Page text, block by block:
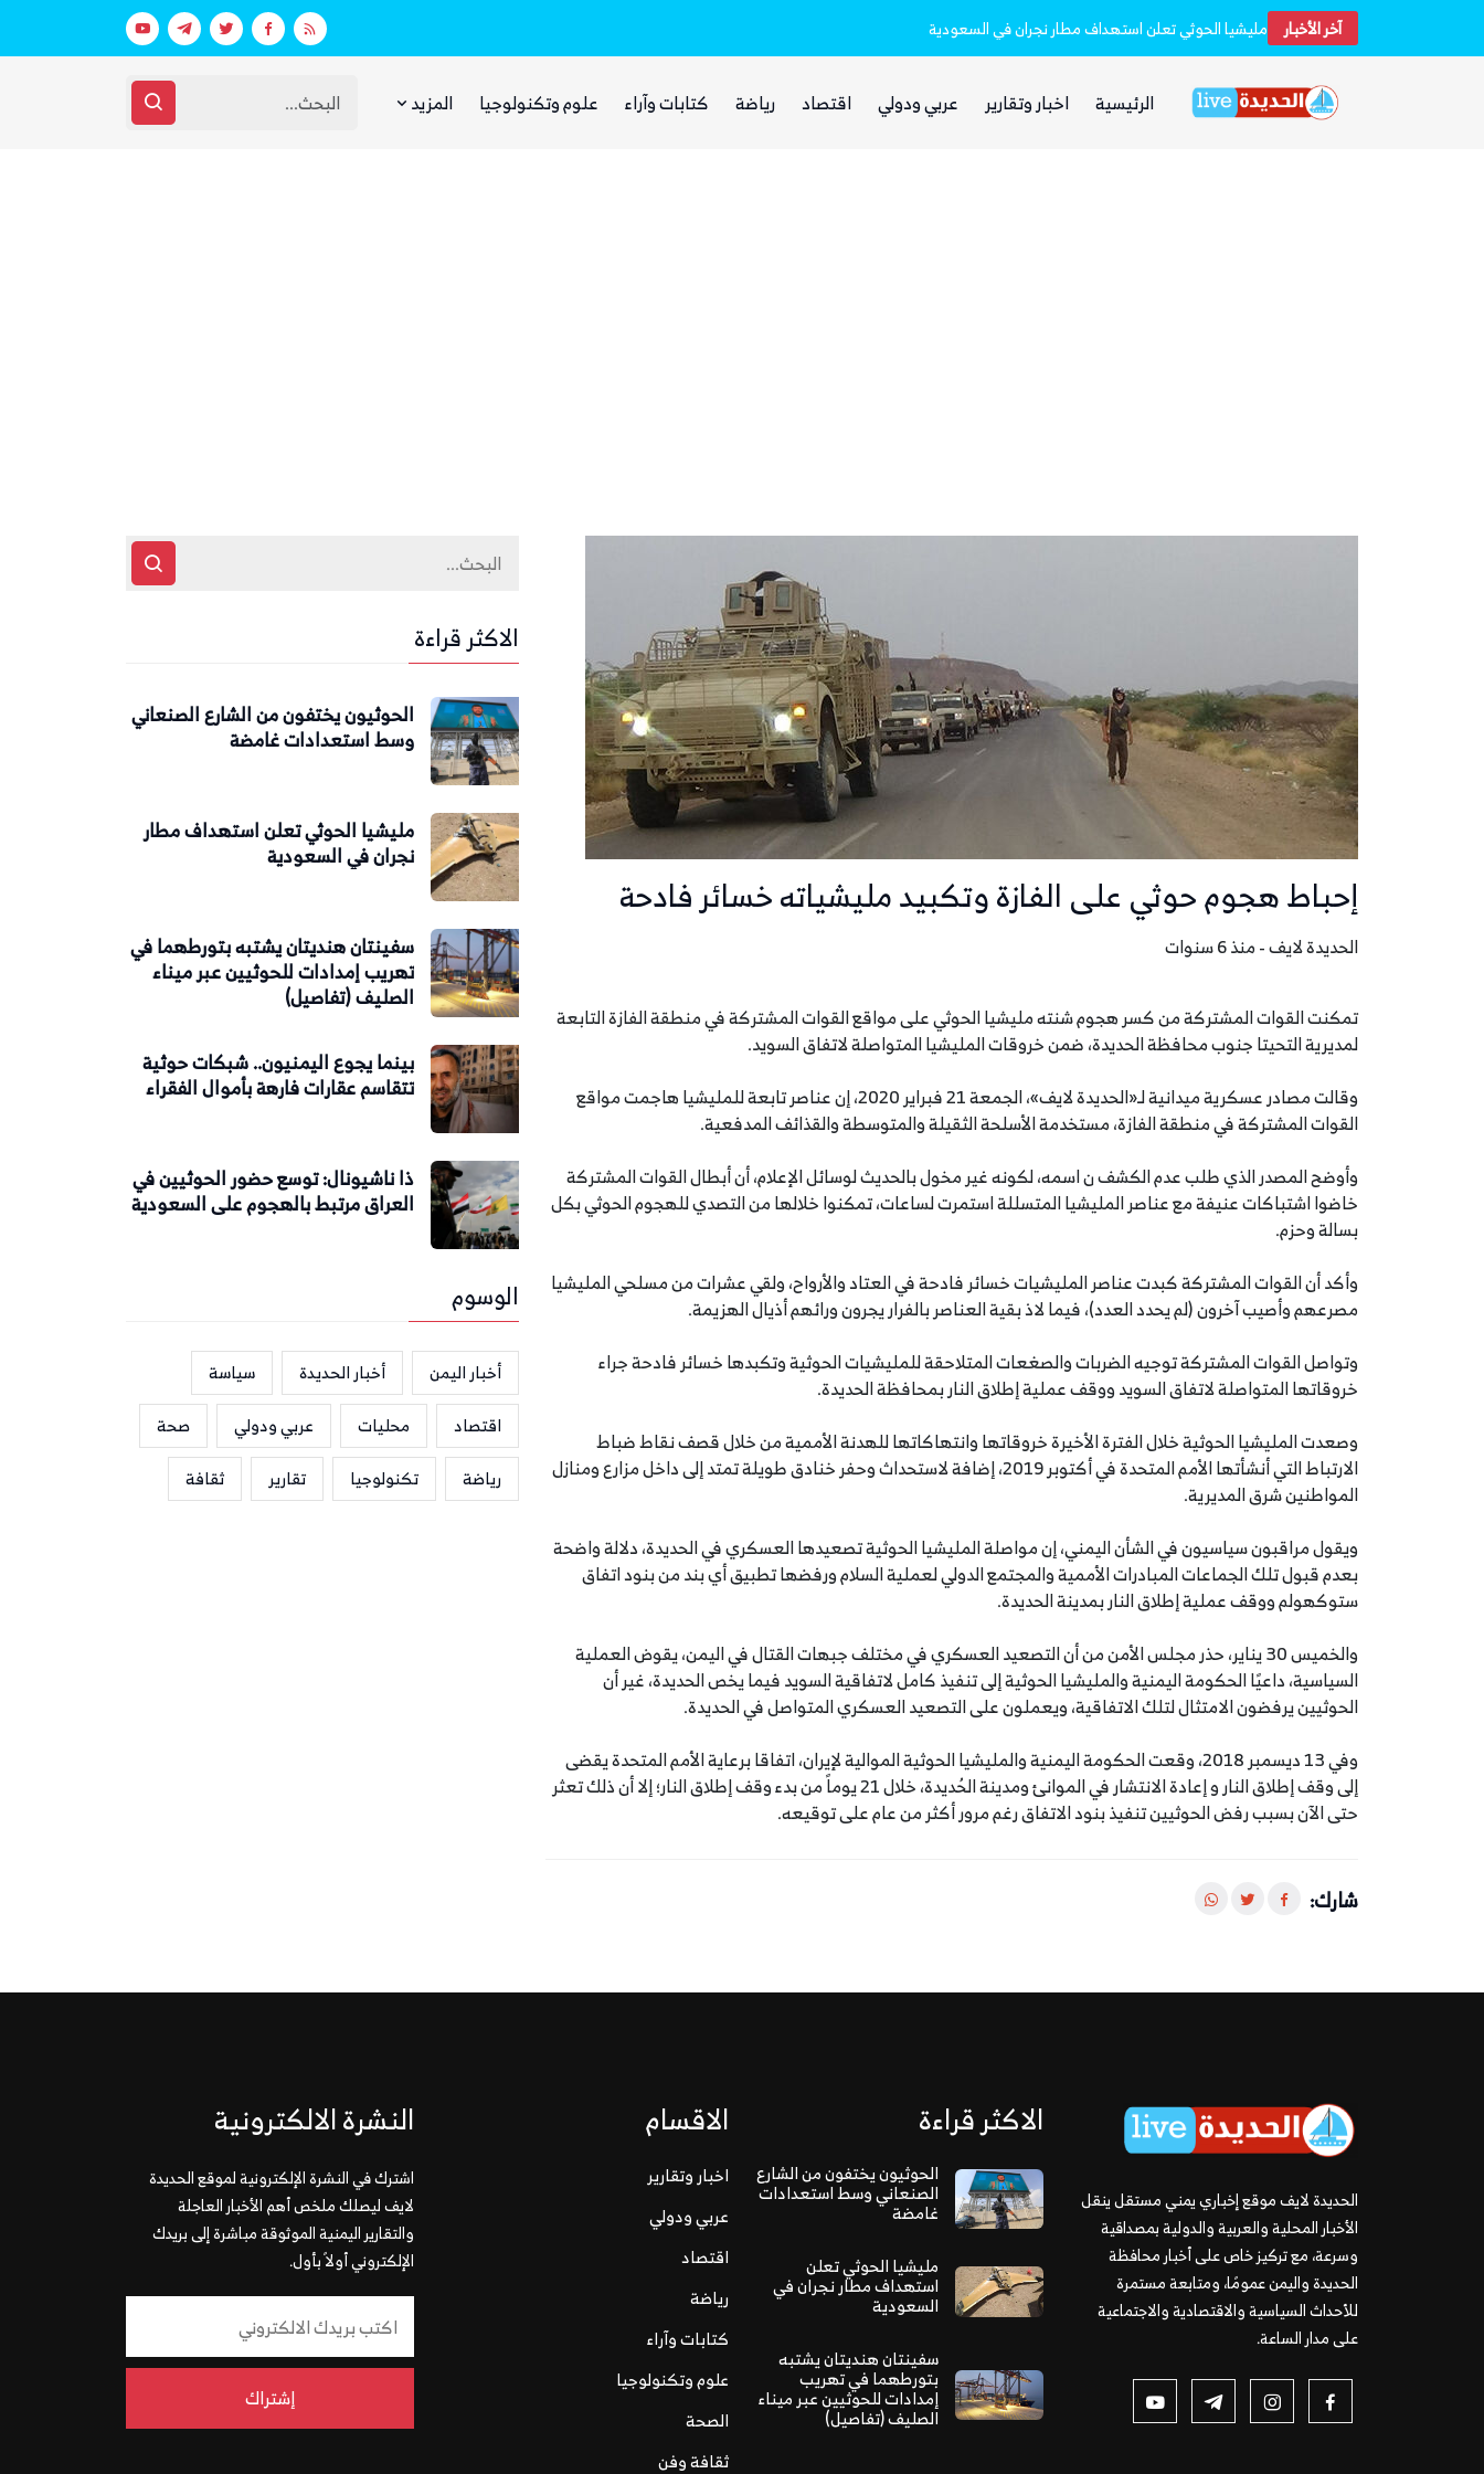
آخر الأخبار مليشيا الحوثي تعلن استهداف مطار نجران في السعودية
ذا ناشيونال: توسع حضور الحوثيين في العراق مرتبط بالهجوم على السعودية
الرئيسية اخبار وتقارير عربي ودولي اقتصاد رياضة كتابات وآراء علوم وتكنولوجيا المزيد
إحباط هجوم حوثي على الفازة وتكبيد مليشياته خسائر فادحة
الحديدة لايف - منذ 6 سنوات
تمكنت القوات المشتركة من كسر هجوم شنته مليشيا الحوثي على مواقع القوات المشتركة في منطقة الفازة التابعة
لمديرية التحيتا جنوب محافظة الحديدة، ضمن خروقات المليشيا المتواصلة لاتفاق السويد.
وقالت مصادر عسكرية ميدانية لـ«الحديدة لايف»، الجمعة 21 فبراير 2020، إن عناصر تابعة للمليشيا هاجمت مواقع
القوات المشتركة في منطقة الفازة، مستخدمة الأسلحة الثقيلة والمتوسطة والقذائف المدفعية.
وأوضح المصدر الذي طلب عدم الكشف ن اسمه، لكونه غير مخول بالحديث لوسائل الإعلام، أن أبطال القوات المشتركة
خاضوا اشتباكات عنيفة مع عناصر المليشيا المتسللة استمرت لساعات، تمكنوا خلالها من التصدي للهجوم الحوثي بكل
بسالة وحزم.
وأكد أن القوات المشتركة كبدت عناصر المليشيات خسائر فادحة في العتاد والأرواح، ولقي عشرات من مسلحي المليشيا
مصرعهم وأصيب آخرون (لم يحدد العدد)، فيما لاذ بقية العناصر بالفرار يجرون ورائهم أذيال الهزيمة.
وتواصل القوات المشتركة توجيه الضربات والصغعات المتلاحقة للمليشيات الحوثية وتكبدها خسائر فادحة جراء
خروقاتها المتواصلة لاتفاق السويد ووقف عملية إطلاق النار بمحافظة الحديدة.
وصعدت المليشيا الحوثية خلال الفترة الأخيرة خروقاتها وانتهاكاتها للهدنة الأممية من خلال قصف نقاط ضباط
الارتباط التي أنشأتها الأمم المتحدة في أكتوبر 2019، إضافة لاستحداث وحفر خنادق طويلة تمتد إلى داخل مزارع ومنازل
المواطنين شرق المديرية.
ويقول مراقبون سياسيون في الشأن اليمني، إن مواصلة المليشيا الحوثية تصعيدها العسكري في الحديدة، دلالة واضحة
بعدم قبول تلك الجماعات المبادرات الأممية والمجتمع الدولي لعملية السلام ورفضها تطبيق أي بند من بنود اتفاق
ستوكهولم ووقف عملية إطلاق النار بمدينة الحديدة.
والخميس 30 يناير، حذر مجلس الأمن من أن التصعيد العسكري في مختلف جبهات القتال في اليمن، يقوض العملية
السياسية، داعيًا الحكومة اليمنية والمليشيا الحوثية إلى تنفيذ كامل لاتفاقية السويد فيما يخص الحديدة، غير أن
الحوثيين يرفضون الامتثال لتلك الاتفاقية، ويعملون على التصعيد العسكري المتواصل في الحديدة.
وفي 13 ديسمبر 2018، وقعت الحكومة اليمنية والمليشيا الحوثية الموالية لإيران، اتفاقا برعاية الأمم المتحدة يقضى
إلى وقف إطلاق النار و إعادة الانتشار في الموانئ ومدينة الحُديدة، خلال 21 يوماً من بدء وقف إطلاق النار؛ إلا أن ذلك تعثر
حتى الآن بسبب رفض الحوثيين تنفيذ بنود الاتفاق رغم مرور أكثر من عام على توقيعه.
شارك:
الاكثر قراءة
الحوثيون يختفون من الشارع الصنعاني
وسط استعدادات غامضة
مليشيا الحوثي تعلن استهداف مطار
نجران في السعودية
سفينتان هنديتان يشتبه بتورطهما في
تهريب إمدادات للحوثيين عبر ميناء
الصليف (تفاصيل)
بينما يجوع اليمنيون.. شبكات حوثية
تتقاسم عقارات فارهة بأموال الفقراء
ذا ناشيونال: توسع حضور الحوثيين في
العراق مرتبط بالهجوم على السعودية
الوسوم
أخبار اليمن أخبار الحديدة
سياسة
اقتصاد
محليات عربي ودولي
صحة
رياضة
تكنولوجيا تقارير ثقافة
الحديدة لايف موقع إخباري يمني مستقل ينقل
الأخبار المحلية والعربية والدولية بمصداقية
وسرعة، مع تركيز خاص على أخبار محافظة
الحديدة واليمن عمومًا، ومتابعة مستمرة
للأحداث السياسية والاقتصادية والاجتماعية
على مدار الساعة.
الاكثر قراءة
الحوثيون يختفون من الشارع
الصنعاني وسط استعدادات
غامضة
مليشيا الحوثي تعلن
استهداف مطار نجران في
السعودية
سفينتان هنديتان يشتبه
بتورطهما في تهريب
إمدادات للحوثيين عبر ميناء
الصليف (تفاصيل)
الاقسام
اخبار وتقارير
عربي ودولي
اقتصاد
رياضة
كتابات وآراء
علوم وتكنولوجيا
الصحة
ثقافة وفن
النشرة الالكترونية
اشترك في النشرة الإلكترونية لموقع الحديدة
لايف ليصلك ملخص أهم الأخبار العاجلة
والتقارير اليمنية الموثوقة مباشرة إلى بريدك
الإلكتروني أولاً بأول.
إشتراك